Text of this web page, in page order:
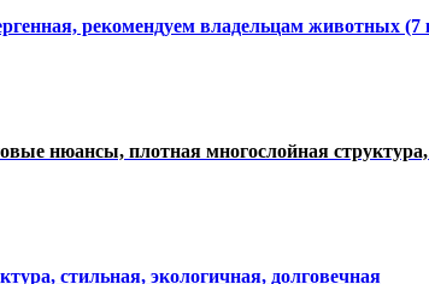
рекомендуем владельцам животных (7
нюансы, плотная многослойная
стильная, экологичная, долговечная